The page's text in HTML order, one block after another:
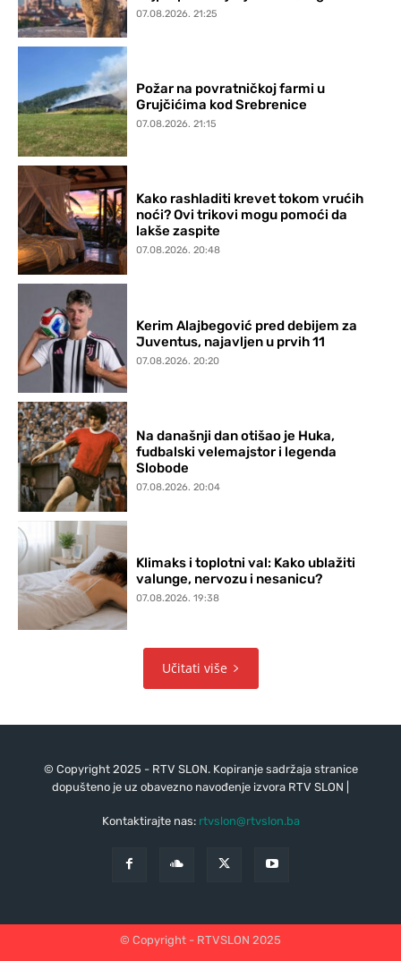
07.08.2026. 21:25
Požar na povratničkoj farmi u
Grujčićima kod Srebrenice
07.08.2026. 21:15
Kako rashladiti krevet tokom vrućih
noći? Ovi trikovi mogu pomoći da
lakše zaspite
07.08.2026. 20:48
Kerim Alajbegović pred debijem za
Juventus, najavljen u prvih 11
07.08.2026. 20:20
Na današnji dan otišao je Huka,
fudbalski velemajstor i legenda
Slobode
07.08.2026. 20:04
Klimaks i toplotni val: Kako ublažiti
valunge, nervozu i nesanicu?
07.08.2026. 19:38
Učitati više
© Copyright 2025 - RTV SLON. Kopiranje sadržaja stranice
dopušteno je uz obavezno navođenje izvora RTV SLON |
Kontaktirajte nas: rtvslon@rtvslon.ba
© Copyright - RTVSLON 2025